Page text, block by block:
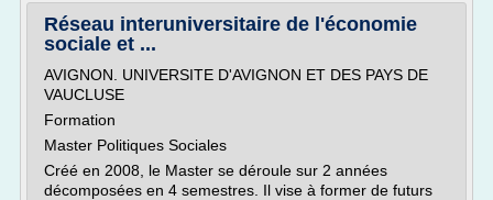
Réseau interuniversitaire de l'économie
sociale et ...
AVIGNON. UNIVERSITE D'AVIGNON ET DES PAYS DE
VAUCLUSE
Formation
Master Politiques Sociales
Créé en 2008, le Master se déroule sur 2 années
décomposées en 4 semestres. Il vise à former de futurs